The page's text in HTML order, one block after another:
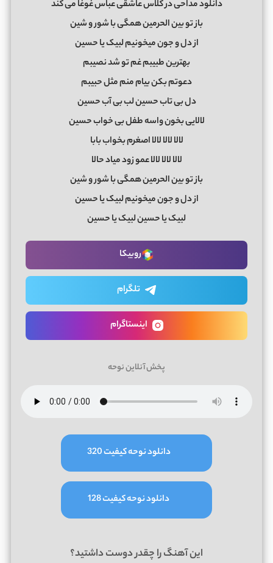
دانلود مداحی در کلاس عاشقی عباس غوغا می کند
باز تو بین الحرمین همگی با شور و شین
از دل و جون میخونیم لبیک یا حسین
بهترین طبیبم غم تو شد نصیبم
دعوتم بکن بیام منم مثل حبیبم
دل بی تاب حسین لب بی آب حسین
لالایی بخون واسه طفل بی خواب حسین
لالا لالا لالا اصغرم بخواب بابا
لالا لالا لالا عمو زود میاد حالا
باز تو بین الحرمین همگی با شور و شین
از دل و جون میخونیم لبیک یا حسین
لبیک یا حسین لبیک یا حسین
روبیکا
تلگرام
اینستاگرام
پخش آنلاین نوحه
دانلود نوحه کیفیت 320
دانلود نوحه کیفیت 128
این آهنگ را چقدر دوست داشتید؟